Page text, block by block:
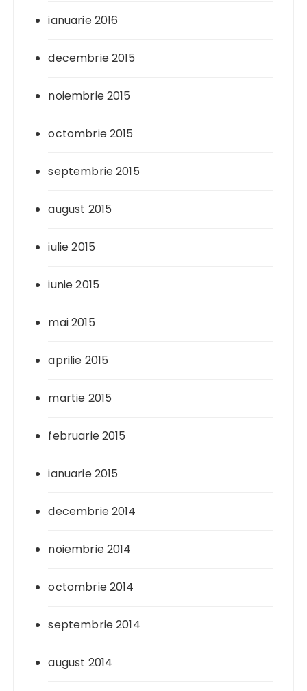
ianuarie 2016
decembrie 2015
noiembrie 2015
octombrie 2015
septembrie 2015
august 2015
iulie 2015
iunie 2015
mai 2015
aprilie 2015
martie 2015
februarie 2015
ianuarie 2015
decembrie 2014
noiembrie 2014
octombrie 2014
septembrie 2014
august 2014